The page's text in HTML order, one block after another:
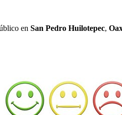
en San Pedro Huilotepec,